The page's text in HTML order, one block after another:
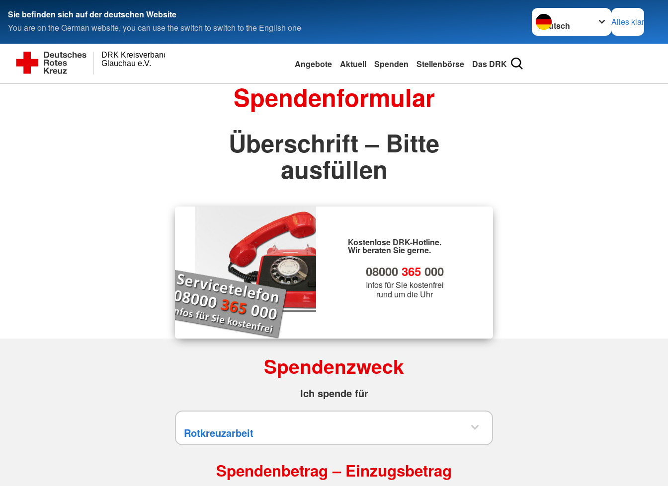
Sie befinden sich auf der deutschen Website
You are on the German website, you can use the switch to switch to the English one
Sprache wechseln zu
Alles klar
Glauchau e.V.
DRK Kreisverband
Angebote Aktuell Spenden Stellenbörse Das DRK
Spendenformular
Überschrift – Bitte
ausfüllen
Kostenlose DRK-Hotline.
Wir beraten Sie gerne.
08000 365000
Infos für Sie kostenfrei
rund um die Uhr
Spendenzweck
Ich spende für
Spendenbetrag – Einzugsbetrag